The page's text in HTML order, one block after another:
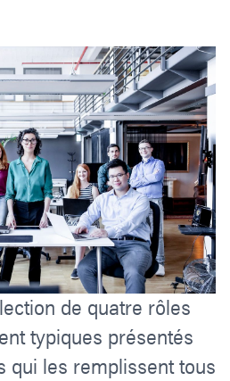
de quatre rôles
typiques présentés
qui les remplissent tous